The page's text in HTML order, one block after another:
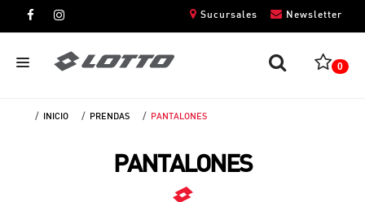
Newsletter
Sucursales
0
INICIO PRENDAS PANTALONES
PANTALONES